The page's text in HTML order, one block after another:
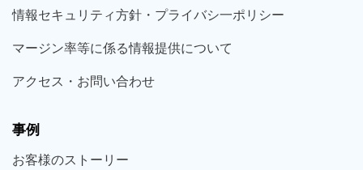
情報セキュリティ方針・プライバシ一ポリシー
マージン率等に係る情報提供について
アクセス・お問い合わせ
事例
お客様のストーリー